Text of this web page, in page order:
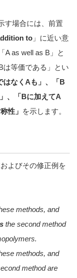
す場合には、前置
to 」に近い意
A as well as B」と
は等価である」とい
はなくAも」、「B
、「Bに加えてA
性」 を示します。
よびその修正例を
methods, and
the second method
methods, and
method are